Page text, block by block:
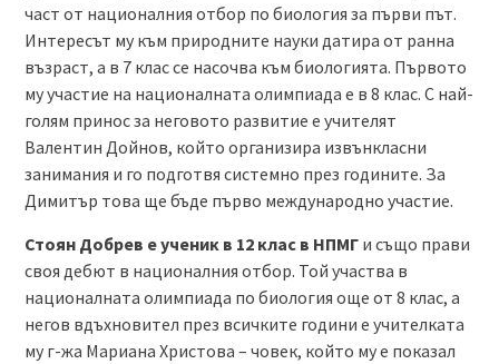
част от националния отбор по биология за първи път.
Интересът му към природните науки датира от ранна
възраст, а в 7 клас се насочва към биологията. Първото
му участие на националната олимпиада е в 8 клас. С най-
голям принос за неговото развитие е учителят
Валентин Дойнов, който организира извънкласни
занимания и го подготвя системно през годините. За
Димитър това ще бъде първо международно участие.
Стоян Добрев е ученик в 12 клас в НПМГи също прави
своя дебют в националния отбор. Той участва в
националната олимпиада по биология още от 8 клас, а
негов вдъхновител през всичките години е учителката
му г-жа Мариана Христова – човек, който му е показал